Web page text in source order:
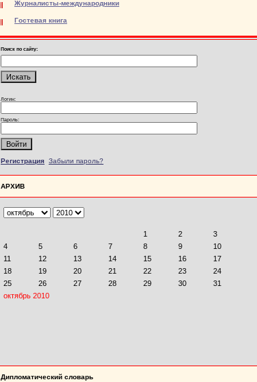
Журналисты-международники
Гостевая книга
Поиск по сайту:
Логин:
Пароль:
Регистрация Забыли пароль?
АРХИВ
Дипломатический словарь